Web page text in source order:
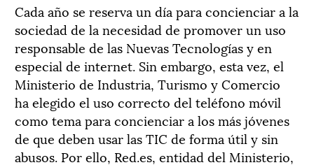
Cada año se reserva un día para concienciar a la
sociedad de la necesidad de promover un uso
responsable de las Nuevas Tecnologías y en
especial de internet. Sin embargo, esta vez, el
Ministerio de Industria, Turismo y Comercio
ha elegido el uso correcto del teléfono móvil
como tema para concienciar a los más jóvenes
de que deben usar las TIC de forma útil y sin
abusos. Por ello, Red.es, entidad del Ministerio,